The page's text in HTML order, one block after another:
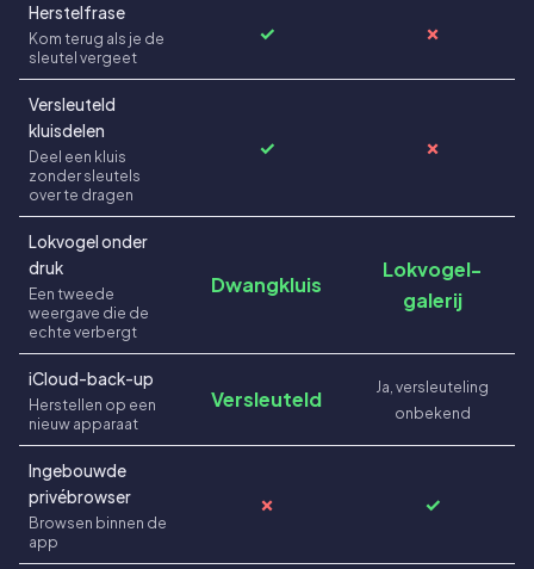
Herstelfrase
Kom terug als je de
sleutel vergeet
✓ ✗
Versleuteld
kluisdelen
Deel een kluis
zonder sleutels
over te dragen
✓ ✗
Lokvogel onder
druk
Een tweede
weergave die de
echte verbergt
Dwangkluis
Lokvogel-
galerij
iCloud-back-up
Herstellen op een
nieuw apparaat
Versleuteld
Ja, versleuteling
onbekend
Ingebouwde
privébrowser
Browsen binnen de
app
✗ ✓